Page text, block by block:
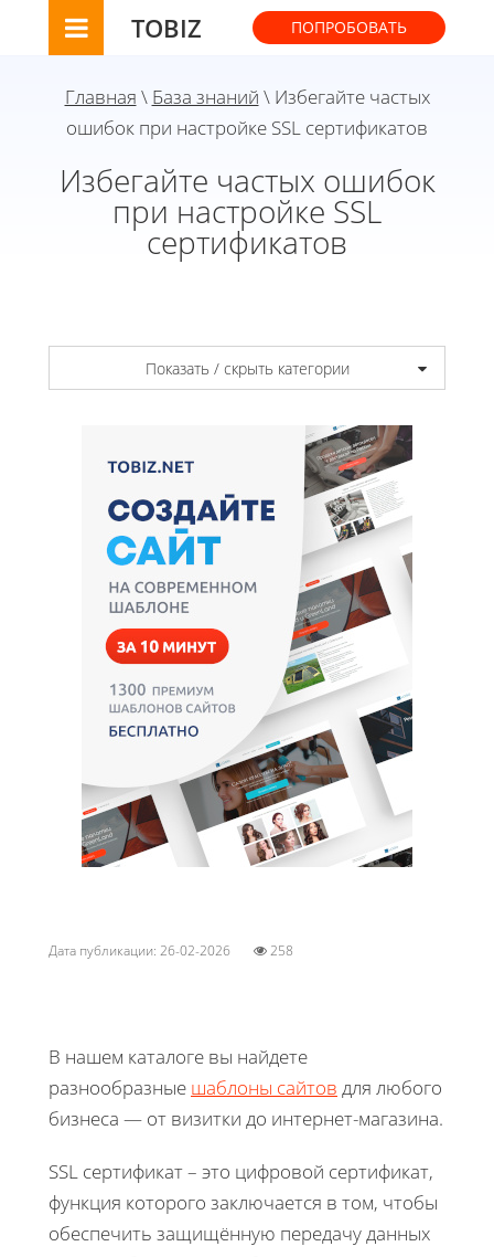
TOBIZ ПОПРОБОВАТЬ
Главная \ База знаний \ Избегайте частых
ошибок при настройке SSL сертификатов
Избегайте частых ошибок
при настройке SSL
сертификатов
Показать / скрыть категории
Дата публикации: 26-02-2026 258
В нашем каталоге вы найдете
разнообразные шаблоны сайтов для любого
бизнеса — от визитки до интернет-магазина.
SSL сертификат – это цифровой сертификат,
функция которого заключается в том, чтобы
обеспечить защищённую передачу данных